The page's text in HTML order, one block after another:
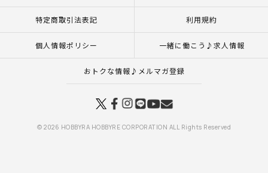
特定商取引法表記 利用規約
個人情報ポリシー 一緒に働こう♪求人情報
おトクな情報♪メルマガ登録
© 2026 HOBBYRA HOBBYRE CORPORATION ALL Rights Reserved